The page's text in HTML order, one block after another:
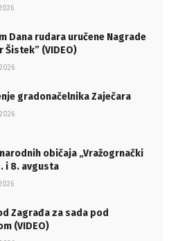
Dana rudara uručene Nagrade
Šistek” (VIDEO)
gradonačelnika Zaječara
običaja „Vražogrnački
i 8. avgusta
Zagrađa za sada pod
(VIDEO)